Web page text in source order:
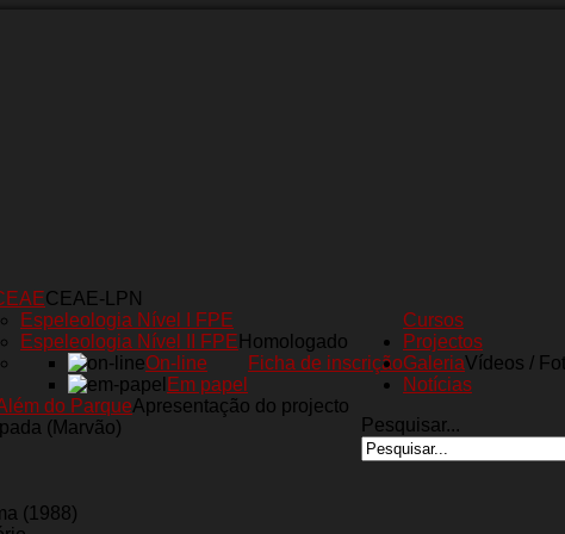
CEAE-LPN
Cursos
Espeleologia Nível I FPE
Espeleologia Nível II FPE Homologado
Ficha de inscrição
On-line
Em papel
Projectos
do ParqueApresentação do projecto
(Marvão)
(1988)
GaleriaVídeos /
Notícias
Pesquisar...